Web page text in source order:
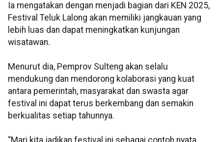
Ia mengatakan dengan menjadi bagian dari KEN 2025,
Festival Teluk Lalong akan memiliki jangkauan yang
lebih luas dan dapat meningkatkan kunjungan
wisatawan.
Menurut dia, Pemprov Sulteng akan selalu
mendukung dan mendorong kolaborasi yang kuat
antara pemerintah, masyarakat dan swasta agar
festival ini dapat terus berkembang dan semakin
berkualitas setiap tahunnya.